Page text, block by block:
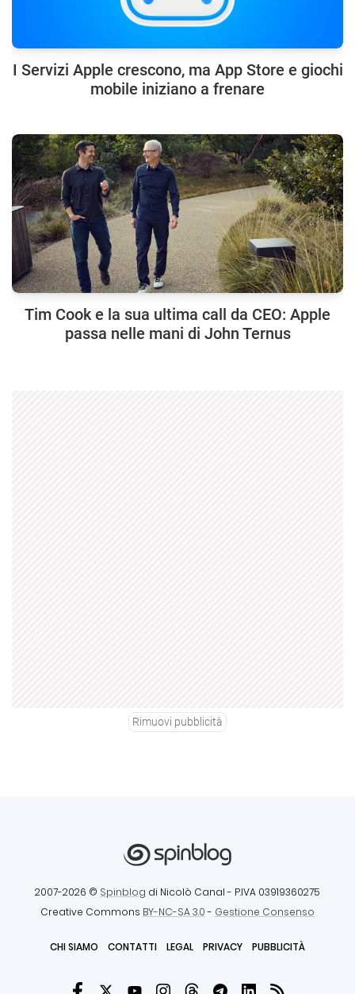
I Servizi Apple crescono, ma App Store e giochi
mobile iniziano a frenare
Tim Cook e la sua ultima call da CEO: Apple
passa nelle mani di John Ternus
Rimuovi pubblicità
2007-2026 © Spinblog di Nicolò Canal - P.IVA 03919360275
Creative Commons BY-NC-SA 3.0- Gestione Consenso
CHI SIAMO CONTATTI LEGAL PRIVACY PUBBLICITÀ